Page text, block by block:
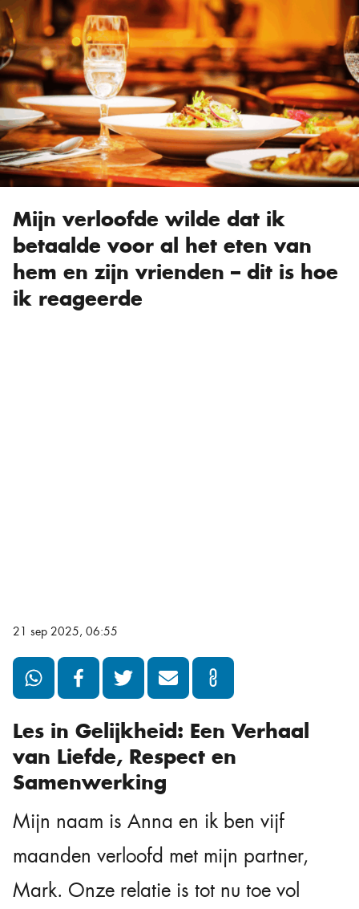
Mijn verloofde wilde dat ik
betaalde voor al het eten van
hem en zijn vrienden – dit is hoe
ik reageerde
21 sep 2025, 06:55
Les in Gelijkheid: Een Verhaal
van Liefde, Respect en
Samenwerking
Mijn naam is Anna en ik ben vijf
maanden verloofd met mijn partner,
Mark. Onze relatie is tot nu toe vol